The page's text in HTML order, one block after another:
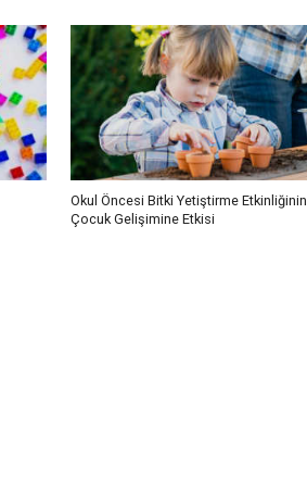
Okul Öncesi Bitki Yetiştirme Etkinliğinin
Çocuk Gelişimine Etkisi